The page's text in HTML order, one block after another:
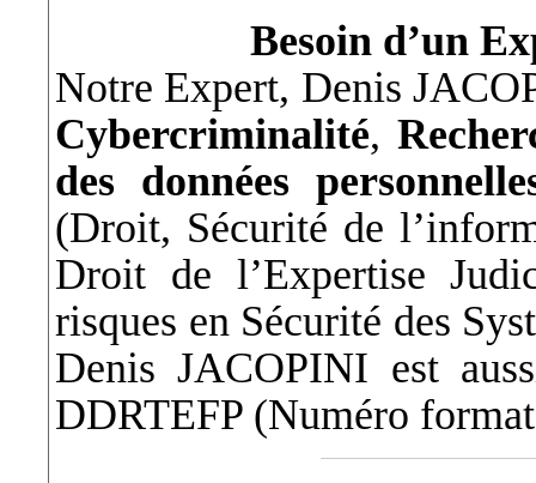
Besoin d’un
Notre Expert, Denis
Cybercriminalité,
des données
(Droit, Sécurité de
Droit de l’Expertise
risques en Sécurité des
Denis JACOPINI est
DDRTEFP (Numéro